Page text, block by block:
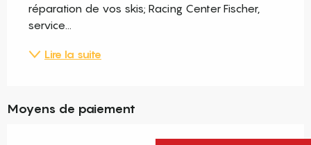
réparation de vos skis; Racing Center Fischer,
service...
Lire la suite
Moyens de paiement